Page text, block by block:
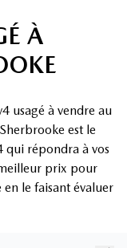
À
usagé à vendre au
est le
qui répondra à vos
prix pour
le faisant évaluer